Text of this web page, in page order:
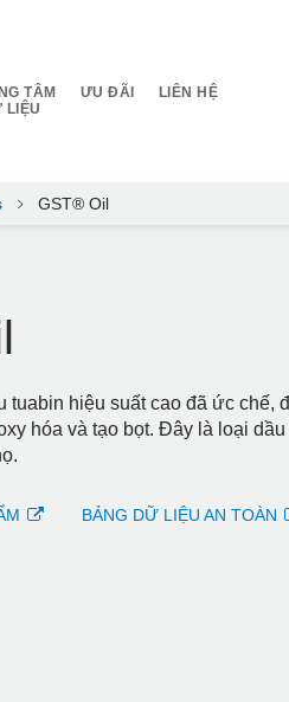
TÂM
LIỆU
ƯU ĐÃI LIÊN HỆ
GST® Oil
tuabin hiệu suất cao đã ức
hóa và tạo bọt. Đây là loại
BẢNG DỮ LIỆU AN TOÀN